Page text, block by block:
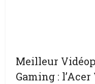
Meilleur
Gaming : l’Acer